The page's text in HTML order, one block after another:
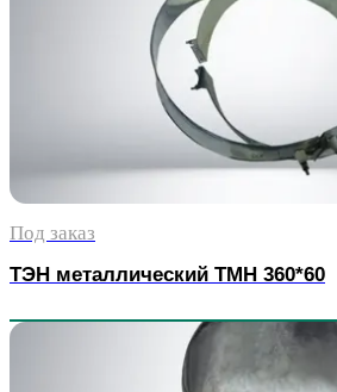
Под заказ
ТЭН металлический TMH 360*60